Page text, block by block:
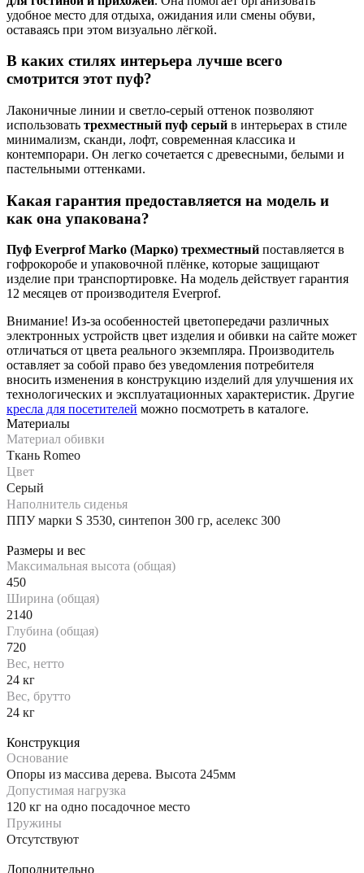
удобное место для отдыха, ожидания или смены обуви,
оставаясь при этом визуально лёгкой.
В каких стилях интерьера лучше всего
смотрится этот пуф?
Лаконичные линии и светло-серый оттенок позволяют
использовать трехместный пуф серый в интерьерах в стиле
минимализм, сканди, лофт, современная классика и
контемпорари. Он легко сочетается с древесными, белыми и
пастельными оттенками.
Какая гарантия предоставляется на модель и
как она упакована?
Пуф Everprof Marko (Марко) трехместный поставляется в
гофрокоробе и упаковочной плёнке, которые защищают
изделие при транспортировке. На модель действует гарантия
12 месяцев от производителя Everprof.
Внимание! Из-за особенностей цветопередачи различных
электронных устройств цвет изделия и обивки на сайте может
отличаться от цвета реального экземпляра. Производитель
оставляет за собой право без уведомления потребителя
вносить изменения в конструкцию изделий для улучшения их
технологических и эксплуатационных характеристик. Другие
кресла для посетителей можно посмотреть в каталоге.
Материалы
Материал обивки
Ткань Romeo
Цвет
Серый
Наполнитель сиденья
ППУ марки S 3530, синтепон 300 гр, аселекс 300
Размеры и вес
Максимальная высота (общая)
450
Ширина (общая)
2140
Глубина (общая)
720
Вес, нетто
24 кг
Вес, брутто
24 кг
Конструкция
Основание
Опоры из массива дерева. Высота 245мм
Допустимая нагрузка
120 кг на одно посадочное место
Пружины
Отсутствуют
Дополнительно